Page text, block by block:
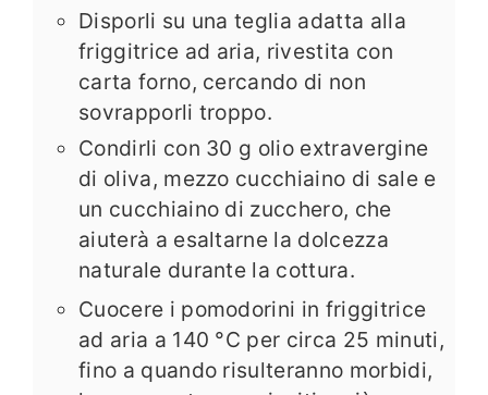
Disporli su una teglia adatta alla
friggitrice ad aria, rivestita con
carta forno, cercando di non
sovrapporli troppo.
Condirli con 30 g olio extravergine
di oliva, mezzo cucchiaino di sale e
un cucchiaino di zucchero, che
aiuterà a esaltarne la dolcezza
naturale durante la cottura.
Cuocere i pomodorini in friggitrice
ad aria a 140 °C per circa 25 minuti,
fino a quando risulteranno morbidi,